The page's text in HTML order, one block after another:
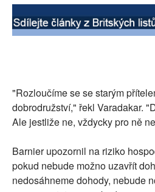
"Rozloučíme se se starým
dobrodružství," řekl Varadakar.
Ale jestliže ne, vždycky pro ně
Barnier upozornil na riziko
pokud nebude možno uzavřít
nedosáhneme dohody, nebude